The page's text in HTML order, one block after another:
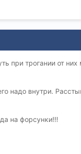
при трогании от
надо внутри.
на форсунки!!!